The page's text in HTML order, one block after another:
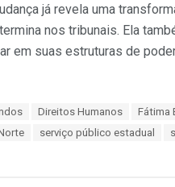
já revela uma
nos tribunais. Ela
em suas estruturas de
Direitos Humanos Fátima
serviço público estadual